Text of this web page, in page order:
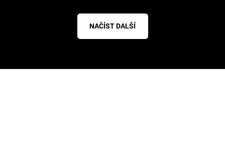
NAČÍST DALŠÍ